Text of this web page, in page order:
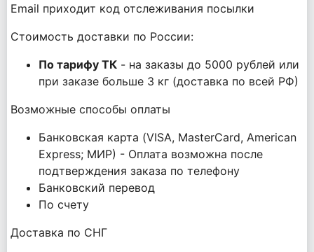
Email приходит код отслеживания посылки
Стоимость доставки по России:
По тарифу ТК- на заказы до 5000 рублей или
при заказе больше 3 кг (доставка по всей РФ)
Возможные способы оплаты
Банковская карта (VISA, MasterCard, American
Express; МИР) - Оплата возможна после
подтверждения заказа по телефону
Банковский перевод
По счету
Доставка по СНГ